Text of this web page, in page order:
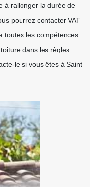
à rallonger la durée de
pourrez contacter VAT
toutes les compétences
dans les règles.
le si vous êtes à Saint